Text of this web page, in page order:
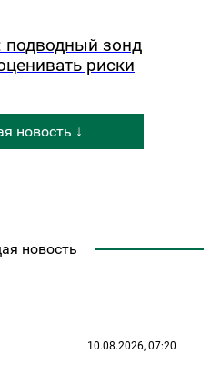
подводный зонд
риски
новость ↓
новость
10.08.2026, 07:20